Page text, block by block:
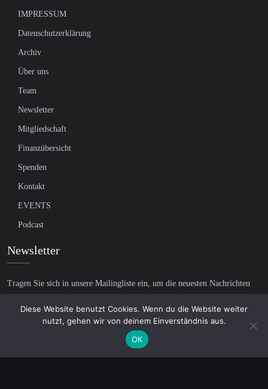
IMPRESSUM
Datenschutzerklärung
Archiv
Über uns
Team
Newsletter
Mitgliedschaft
Finanzübersicht
Spenden
Kontakt
EVENTS
Podcast
Newsletter
Tragen Sie sich in unsere Mailingliste ein, um die neuesten Nachrichten
Diese Website benutzt Cookies. Wenn du die Website weiter
nutzt, gehen wir von deinem Einverständnis aus.
OK